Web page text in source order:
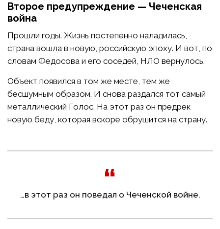
Второе предупреждение — Чеченская
война
Прошли годы. Жизнь постепенно наладилась,
страна вошла в новую, российскую эпоху. И вот, по
словам Федосова и его соседей, НЛО вернулось.
Объект появился в том же месте, тем же
бесшумным образом. И снова раздался тот самый
металлический Голос. На этот раз он предрек
новую беду, которая вскоре обрушится на страну.
…в этот раз он поведал о Чеченской войне.